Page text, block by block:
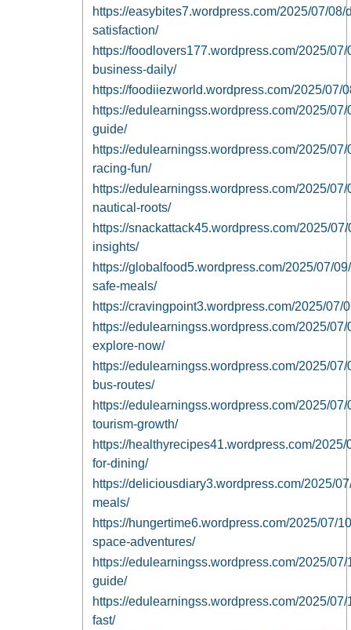
https://easybites7.wordpress.com/2025/07/
satisfaction/
https://foodlovers177.wordpress.com/2025/
business-daily/
https://foodiiezworld.wordpress.com/2025/
https://edulearningss.wordpress.com/2025/
guide/
https://edulearningss.wordpress.com/2025/
racing-fun/
https://edulearningss.wordpress.com/2025/
nautical-roots/
https://snackattack45.wordpress.com/2025/
insights/
https://globalfood5.wordpress.com/2025/07/
safe-meals/
https://cravingpoint3.wordpress.com/2025/
https://edulearningss.wordpress.com/2025/
explore-now/
https://edulearningss.wordpress.com/2025/
bus-routes/
https://edulearningss.wordpress.com/2025/
tourism-growth/
https://healthyrecipes41.wordpress.com/
for-dining/
https://deliciousdiary3.wordpress.com/2025/
meals/
https://hungertime6.wordpress.com/2025/07/
space-adventures/
https://edulearningss.wordpress.com/2025/
guide/
https://edulearningss.wordpress.com/2025/
fast/